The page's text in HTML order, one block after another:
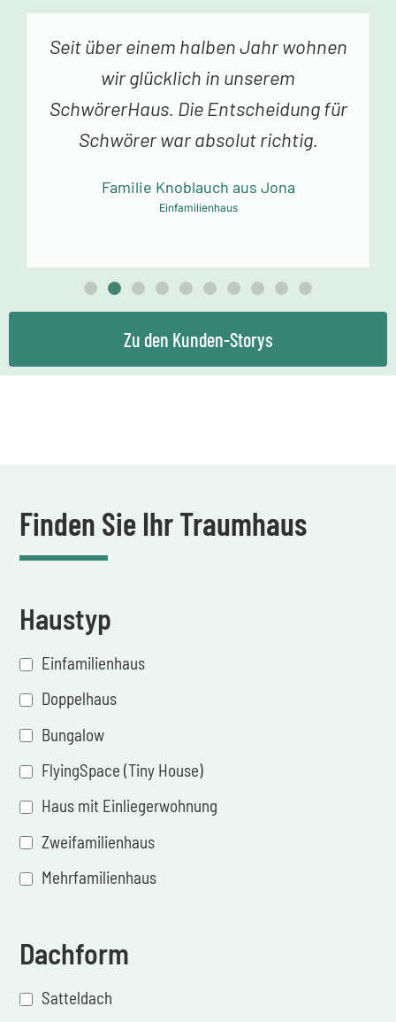
Vor einer Woche erhielten wir den
Schlüssel zu unserem Traumhaus.
Jedes Betreten begeistert uns. Vielen
Dank an das Schwörer-Team für die
Familie Mollowitz aus Eitorf-Mühleip
Zu den Kunden-Storys
Finden Sie Ihr Traumhaus
Haustyp
Einfamilienhaus
Doppelhaus
Bungalow
FlyingSpace (Tiny House)
Haus mit Einliegerwohnung
Zweifamilienhaus
Mehrfamilienhaus
Dachform
Satteldach